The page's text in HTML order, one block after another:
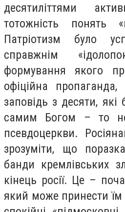
десятиліттями
тотожність понять
Патріотизм було
справжнім
формування якого
офіційна
заповідь з десяти,
самим Богом – то не
псевдоцеркви.
зрозуміти, що
банди кремлівських
кінець росії. Це –
який може принести їм